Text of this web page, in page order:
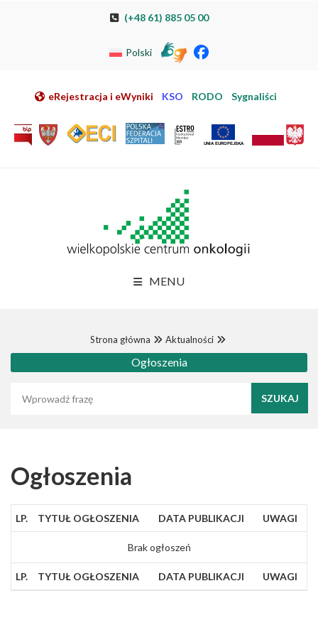
Przeskocz do nawigacji
Przejdź do mapy strony
Przejdź do elektronicznej rejestracji pacjenta
(+48 61) 885 05 00
Polski
eRejestracja i eWyniki KSO RODO Sygnaliści
MENU
Strona główna Aktualności
Ogłoszenia
Ogłoszenia
LP. TYTUŁ OGŁOSZENIA DATA PUBLIKACJI UWAGI
LP. TYTUŁ OGŁOSZENIA DATA PUBLIKACJI UWAGI
Brak ogłoszeń